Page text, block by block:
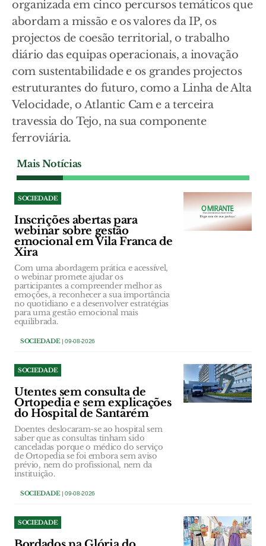
organizada em cinco percursos temáticos que
abordam a missão e os valores da IP, os
projectos de coesão territorial, o trabalho
diário das equipas operacionais, a inovação
com sustentabilidade e os grandes projectos
estruturantes do futuro, como a Linha de Alta
Velocidade, o Atlantic Cam e a terceira
travessia do Tejo, na sua componente
ferroviária.
Mais Notícias
SOCIEDADE
Inscrições abertas para
webinar sobre gestão
emocional em Vila Franca de
Xira
Com uma abordagem prática e acessível,
o webinar promete ajudar os
participantes a compreender melhor as
emoções, a reconhecer a sua importância
no quotidiano e a desenvolver estratégias
para uma gestão emocional mais
equilibrada.
SOCIEDADE| 09-08-2026
SOCIEDADE
Utentes sem consulta de
Ortopedia e sem explicações
do Hospital de Santarém
Doentes deslocaram-se ao hospital sem
saber que as consultas tinham sido
canceladas porque o médico do serviço
de Ortopedia se foi embora sem aviso
prévio, nem do profissional, nem da
instituição.
SOCIEDADE| 09-08-2026
SOCIEDADE